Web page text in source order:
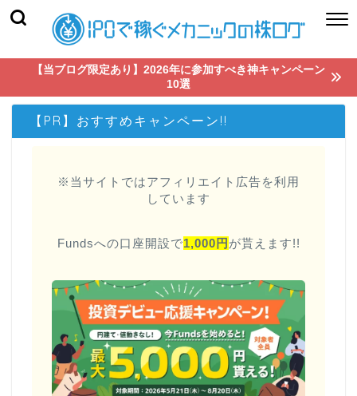
【当ブログ限定あり】2026年に参加すべき神キャンペーン
10選
【PR】おすすめキャンペーン!!
※当サイトではアフィリエイト広告を利用
しています
Fundsへの口座開設で1,000円 が貰えます!!